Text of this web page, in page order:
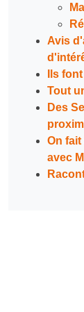
Avis
Ils
Tout
Des
On
avec